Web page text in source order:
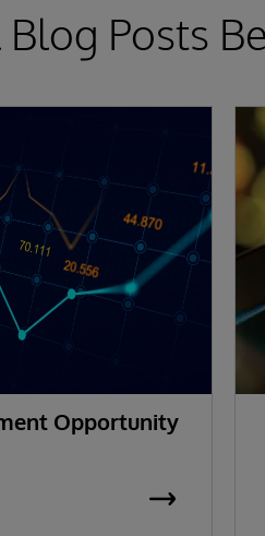
Posts
Opportunity